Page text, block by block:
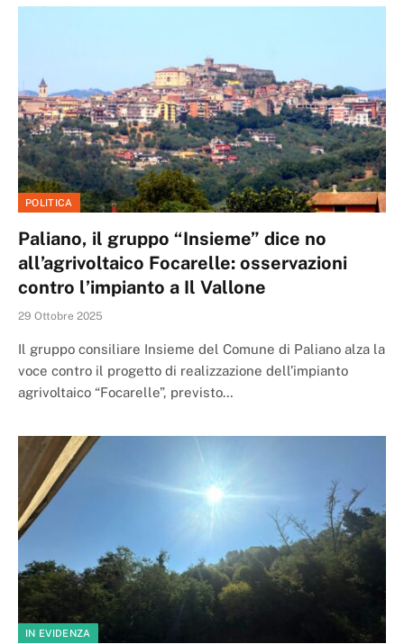
POLITICA
Paliano, il gruppo “Insieme” dice no
all’agrivoltaico Focarelle: osservazioni
contro l’impianto a Il Vallone
29 Ottobre 2025
Il gruppo consiliare Insieme del Comune di Paliano alza la
voce contro il progetto di realizzazione dell’impianto
agrivoltaico “Focarelle”, previsto…
IN EVIDENZA